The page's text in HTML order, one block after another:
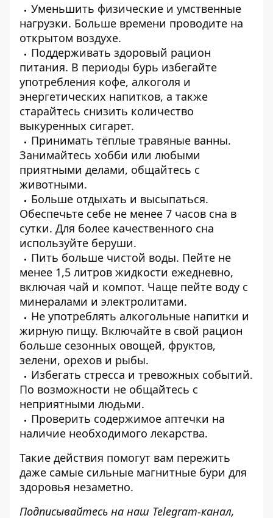
Уменьшить физические и умственные
нагрузки. Больше времени проводите на
открытом воздухе.
Поддерживать здоровый рацион
питания. В периоды бурь избегайте
употребления кофе, алкоголя и
энергетических напитков, а также
старайтесь снизить количество
выкуренных сигарет.
Принимать тёплые травяные ванны.
Занимайтесь хобби или любыми
приятными делами, общайтесь с
животными.
Больше отдыхать и высыпаться.
Обеспечьте себе не менее 7 часов сна в
сутки. Для более качественного сна
используйте беруши.
Пить больше чистой воды. Пейте не
менее 1,5 литров жидкости ежедневно,
включая чай и компот. Чаще пейте воду с
минералами и электролитами.
Не употреблять алкогольные напитки и
жирную пищу. Включайте в свой рацион
больше сезонных овощей, фруктов,
зелени, орехов и рыбы.
Избегать стресса и тревожных событий.
По возможности не общайтесь с
неприятными людьми.
Проверить содержимое аптечки на
наличие необходимого лекарства.
Такие действия помогут вам пережить
даже самые сильные магнитные бури для
здоровья незаметно.
Подписывайтесь на наш Telegram-канал,